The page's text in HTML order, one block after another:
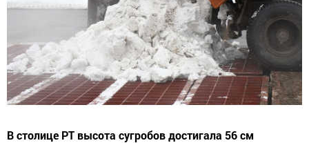
В столице РТ высота сугробов достигала 56 см